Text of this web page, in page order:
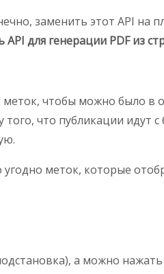
заменить этот API на
для генерации PDF из
чтобы можно было
что публикации идут
меток, которые
а можно